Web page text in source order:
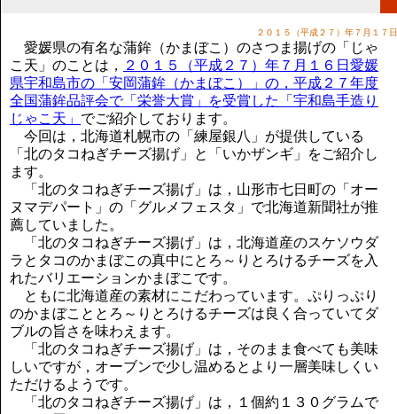
武田正男の独り言
２０１５（平成２７）年７月１７日
愛媛県の有名な蒲鉾（かまぼこ）のさつま揚げの「じゃ
こ天」のことは，
２０１５（平成２７）年７月１６日愛媛
県宇和島市の「安岡蒲鉾（かまぼこ）」の，平成２７年度
全国蒲鉾品評会で「栄誉大賞」を受賞した「宇和島手造り
じゃこ天」 でご紹介しております。
今回は，北海道札幌市の「練屋銀八」が提供している
「北のタコねぎチーズ揚げ」と「いかザンギ」をご紹介し
ます。
「北のタコねぎチーズ揚げ」は，山形市七日町の「オー
ヌマデパート」の「グルメフェスタ」で北海道新聞社が推
薦していました。
「北のタコねぎチーズ揚げ」は，北海道産のスケソウダ
ラとタコのかまぼこの真中にとろ～りとろけるチーズを入
れたバリエーションかまぼこです。
ともに北海道産の素材にこだわっています。ぷりっぷり
のかまぼこととろ～りとろけるチーズは良く合っていてダ
ブルの旨さを味わえます。
「北のタコねぎチーズ揚げ」は，そのまま食べても美味
しいですが，オーブンで少し温めるとより一層美味しくい
ただけるようです。
「北のタコねぎチーズ揚げ」は，１個約１３０グラムで